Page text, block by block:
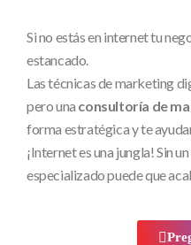
Si no estás en internet tu
estancado.
Las técnicas de marketing
pero una consultoría de
forma estratégica y te
¡Internet es una jungla! Sin
especializado puede que